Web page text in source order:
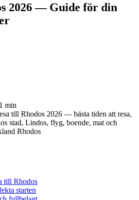
2026 — Guide för din
min
till Rhodos 2026 — bästa tiden att resa,
stad, Lindos, flyg, boende, mat och
Rhodos
till Rhodos
starten